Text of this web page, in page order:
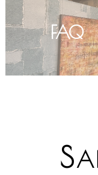
FAQ
S